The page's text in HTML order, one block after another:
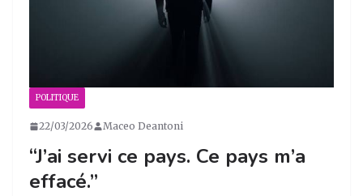
POLITIQUE
22/03/2026 Maceo Deantoni
“J’ai servi ce pays. Ce pays m’a
effacé.”